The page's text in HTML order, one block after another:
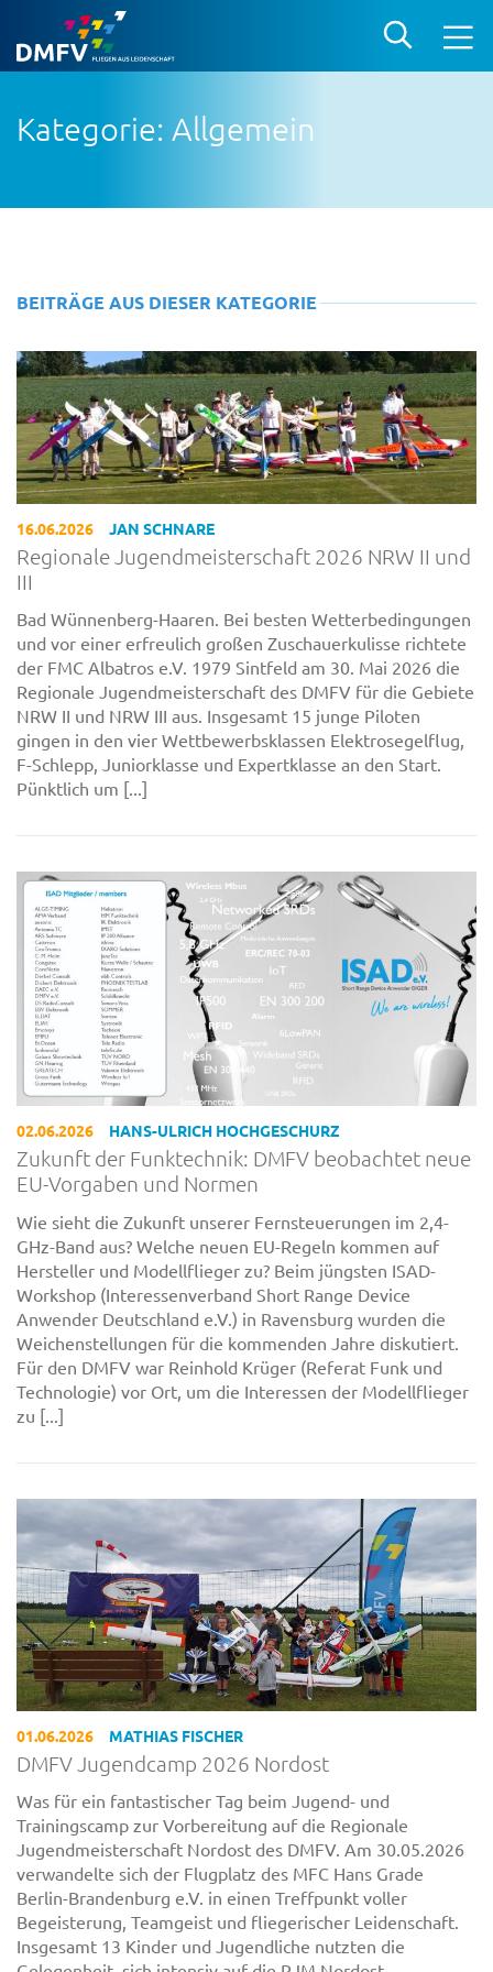
Kategorie: Allgemein
BEITRÄGE AUS DIESER KATEGORIE
16.06.2026 JAN SCHNARE
Regionale Jugendmeisterschaft 2026 NRW II und
III
Bad Wünnenberg-Haaren. Bei besten Wetterbedingungen
und vor einer erfreulich großen Zuschauerkulisse richtete
der FMC Albatros e.V. 1979 Sintfeld am 30. Mai 2026 die
Regionale Jugendmeisterschaft des DMFV für die Gebiete
NRW II und NRW III aus. Insgesamt 15 junge Piloten
gingen in den vier Wettbewerbsklassen Elektrosegelflug,
F-Schlepp, Juniorklasse und Expertklasse an den Start.
Pünktlich um [...]
02.06.2026 HANS-ULRICH HOCHGESCHURZ
Zukunft der Funktechnik: DMFV beobachtet neue
EU-Vorgaben und Normen
Wie sieht die Zukunft unserer Fernsteuerungen im 2,4-
GHz-Band aus? Welche neuen EU-Regeln kommen auf
Hersteller und Modellflieger zu? Beim jüngsten ISAD-
Workshop (Interessenverband Short Range Device
Anwender Deutschland e.V.) in Ravensburg wurden die
Weichenstellungen für die kommenden Jahre diskutiert.
Für den DMFV war Reinhold Krüger (Referat Funk und
Technologie) vor Ort, um die Interessen der Modellflieger
zu [...]
01.06.2026 MATHIAS FISCHER
DMFV Jugendcamp 2026 Nordost
Was für ein fantastischer Tag beim Jugend- und
Trainingscamp zur Vorbereitung auf die Regionale
Jugendmeisterschaft Nordost des DMFV. Am 30.05.2026
verwandelte sich der Flugplatz des MFC Hans Grade
Berlin-Brandenburg e.V. in einen Treffpunkt voller
Begeisterung, Teamgeist und fliegerischer Leidenschaft.
Insgesamt 13 Kinder und Jugendliche nutzten die